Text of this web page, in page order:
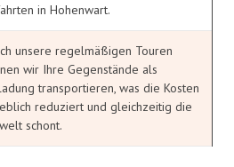
in Hohenwart.
unsere regelmäßigen Touren
wir Ihre Gegenstände als
transportieren, was die Kosten
reduziert und gleichzeitig die
schont.